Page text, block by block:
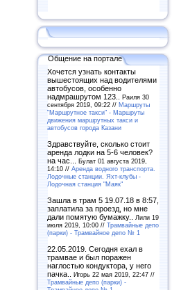
Общение на портале
Хочется узнать контакты
вышестоящих над водителями
автобусов, особенно
надмрашрутом 123.. Раиля 30
сентября 2019, 09:22 // Маршруты
"Маршрутное такси" - Маршруты
движения маршрутных такси и
автобусов города Казани
Здравствуйте, сколько стоит
аренда лодки на 5-6 человек?
на час... Булат 01 августа 2019,
14:10 // Аренда водного транспорта.
Лодочные станции. Яхт-клубы -
Лодочная станция "Маяк"
Зашла в трам 5 19.07.18 в 8:57,
заплатила за проезд, но мне
дали помятую бумажку..
Лили 19
июля 2019, 10:00 // Трамвайные депо
(парки) - Трамвайное депо № 1
22.05.2019. Сегодня ехал в
трамвае и был поражен
наглостью кондуктора, у него
пачка.. Игорь 22 мая 2019, 22:47 //
Трамвайные депо (парки) -